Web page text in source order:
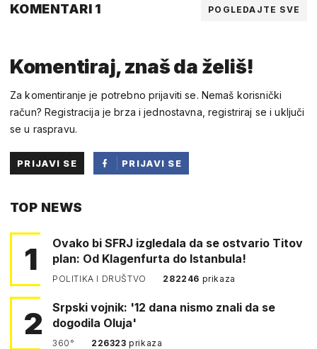
KOMENTARI 1 POGLEDAJTE SVE
Komentiraj, znaš da želiš!
Za komentiranje je potrebno prijaviti se. Nemaš korisnički
račun? Registracija je brza i jednostavna, registriraj se i uključi
se u raspravu.
PRIJAVI SE
PRIJAVI SE
TOP NEWS
1
Ovako bi SFRJ izgledala da se ostvario Titov
plan: Od Klagenfurta do Istanbula!
POLITIKA I DRUŠTVO 282246 prikaza
2
Srpski vojnik: '12 dana nismo znali da se
dogodila Oluja'
360° 226323prikaza